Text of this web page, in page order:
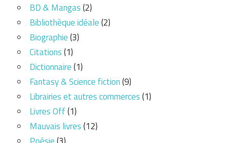
BD & Mangas(2)
Bibliothèque idéale(2)
Biographie(3)
Citations(1)
Dictionnaire(1)
Fantasy & Science fiction(9)
Librairies et autres commerces(1)
Livres Off(1)
Mauvais livres(12)